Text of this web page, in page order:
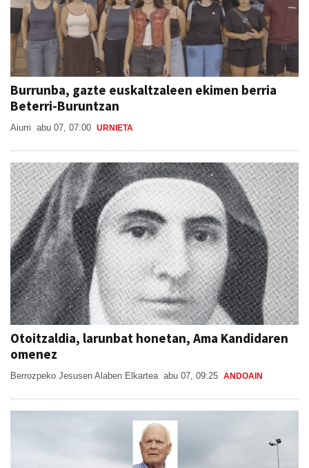
Burrunba, gazte euskaltzaleen ekimen berria
Beterri-Buruntzan
Aiurri abu 07, 07:00 URNIETA
Otoitzaldia, larunbat honetan, Ama Kandidaren
omenez
Berrozpeko Jesusen Alaben Elkartea abu 07, 09:25 ANDOAIN